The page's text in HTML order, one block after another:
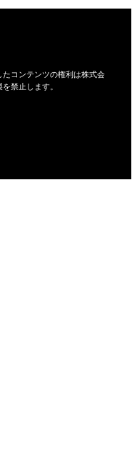
コンテンツの権利は株式会
禁止します。